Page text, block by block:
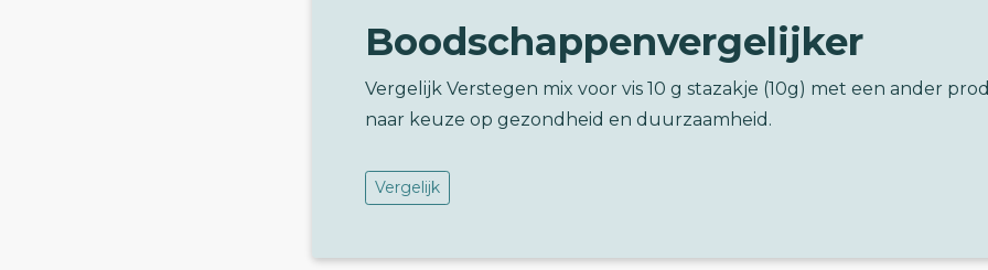
Boodschappenvergelijker
Vergelijk Verstegen mix voor vis 10 g stazakje (10g) met een ander
naar keuze op gezondheid en duurzaamheid.
Vergelijk